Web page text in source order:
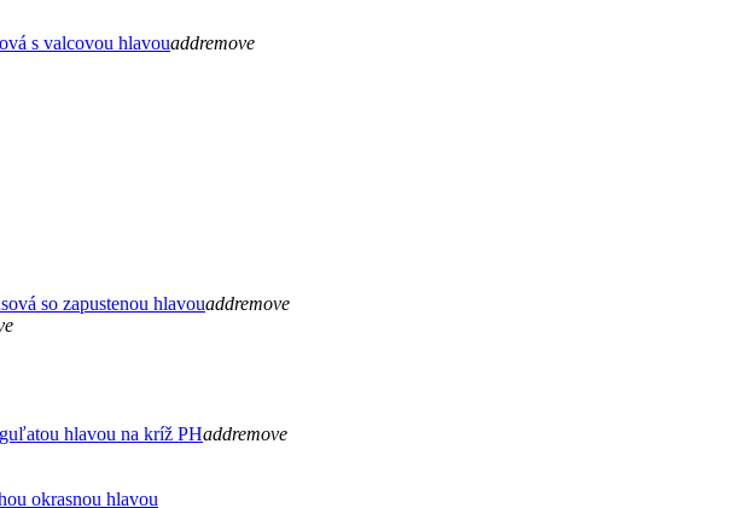
s valcovou hlavouaddremove
so zapustenou hlavouaddremove
hlavou na kríž PHaddremove
okrasnou hlavou